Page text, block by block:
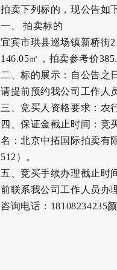
拍卖下列标的，现公告如
一、
拍卖标的
宜宾市珙县巡场镇新桥街
146.05㎡，拍卖参考价
二、标的展示 ：自公告之
请提前预约我公司工作人
三、竞买人资格要求 ： 农
四、保证金截止时间 ：竞
名：北京中拓国际拍卖有
512 ）。
五、竞买手续办理截止时
前联系我公司工作人员办
咨询电话 ： 18108234235